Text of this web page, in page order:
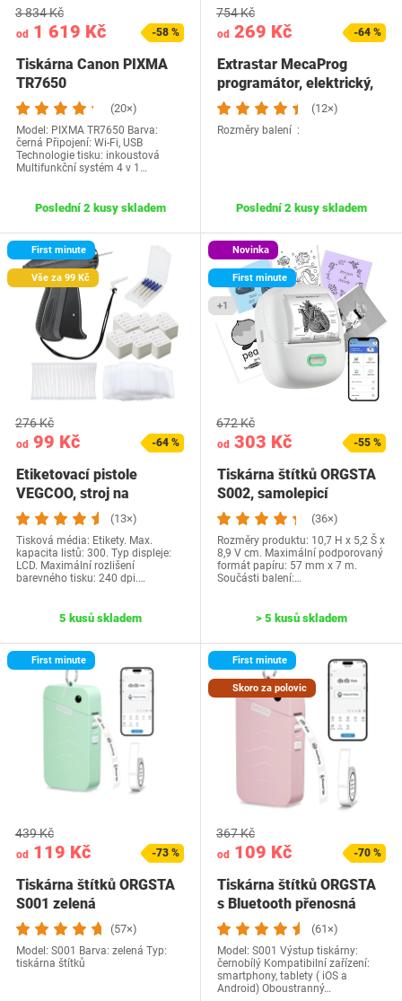
od 1 619 Kč
3 834 Kč
-58 %
Tiskárna Canon PIXMA
TR7650
(20×)
Model: PIXMA TR7650 Barva:
černá Připojení: Wi-Fi, USB
Technologie tisku: inkoustová
Multifunkční systém 4 v 1…
Poslední 2 kusy skladem
od 269 Kč
754 Kč
-64 %
Extrastar MecaProg
programátor, elektrický,
mechanický,…
(12×)
Rozměry balení ‏ :
Poslední 2 kusy skladem
First minute
Vše za 99 Kč
od 99 Kč
276 Kč
-64 %
Etiketovací pistole
VEGCOO, stroj na
dárkové štítky s 5…
(13×)
Tisková média: Etikety. Max.
kapacita listů: 300. Typ displeje:
LCD. Maximální rozlišení
barevného tisku: 240 dpi.…
5 kusů skladem
Novinka
First minute
+1
od 303 Kč
672 Kč
-55 %
Tiskárna štítků ORGSTA
S002, samolepicí
etiketovací…
(36×)
Rozměry produktu: 10,7 H x 5,2 Š x
8,9 V cm. Maximální podporovaný
formát papíru: 57 mm x 7 m.
Součásti balení:…
> 5 kusů skladem
First minute
od 119 Kč
439 Kč
-73 %
Tiskárna štítků ORGSTA
S001 zelená
(57×)
Model: S001 Barva: zelená Typ:
tiskárna štítků
First minute
Skoro za polovic
od 109 Kč
367 Kč
-70 %
Tiskárna štítků ORGSTA
s Bluetooth přenosná
(61×)
Model: ‎S001 Výstup tiskárny:
černobílý Kompatibilní zařízení‎:
smartphony, tablety ( iOS a
Android) Oboustranný…